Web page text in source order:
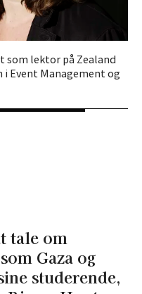
som lektor på Zealand
i Event Management og
tale om
Gaza og
studerende,